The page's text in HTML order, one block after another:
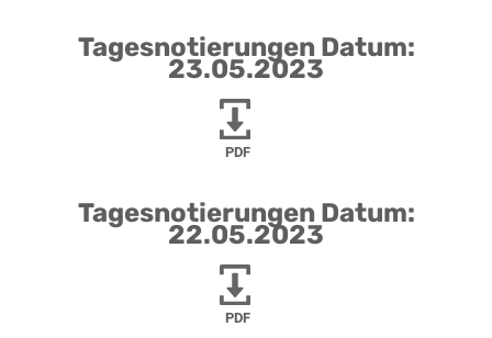
Tagesnotierungen Datum:
23.05.2023
PDF
Tagesnotierungen Datum:
22.05.2023
PDF